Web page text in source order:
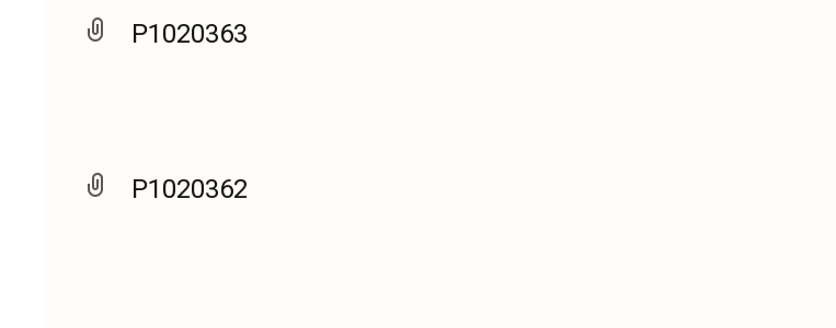
P1020363
P1020362